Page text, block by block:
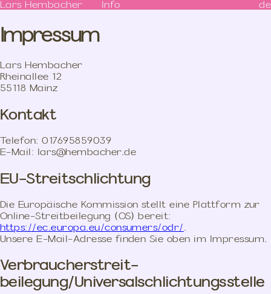
Lars Hembacher Info de
Impressum
Lars Hembacher
Rheinallee 12
55118 Mainz
Kontakt
Telefon: 017695859039
E-Mail: lars@hembacher.de
EU-Streitschlichtung
Die Europäische Kommission stellt eine Plattform zur
Online-Streitbeilegung (OS) bereit:
https://ec.europa.eu/consumers/odr/.
Unsere E-Mail-Adresse finden Sie oben im Impressum.
Verbraucher­streit­
beilegung/Universal­schlichtungs­stelle